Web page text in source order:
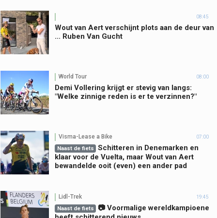
08:45
Wout van Aert verschijnt plots aan de deur van
... Ruben Van Gucht
World Tour 08:00
Demi Vollering krijgt er stevig van langs:
"Welke zinnige reden is er te verzinnen?"
Visma-Lease a Bike 07:00
Naast de fiets
Schitteren in Denemarken en
klaar voor de Vuelta, maar Wout van Aert
bewandelde ooit (even) een ander pad
Lidl-Trek 19:45
Naast de fiets
📷 Voormalige wereldkampioene